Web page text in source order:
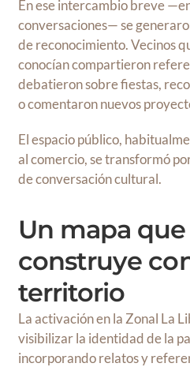
En ese intercambio breve
conversaciones— se
de reconocimiento. Vecinos
conocían compartieron
debatieron sobre fiestas,
o comentaron nuevos
El espacio público,
al comercio, se transformó
de conversación cultural.
Un mapa que
construye
territorio
La activación en la Zonal La
visibilizar la identidad de la
incorporando relatos y